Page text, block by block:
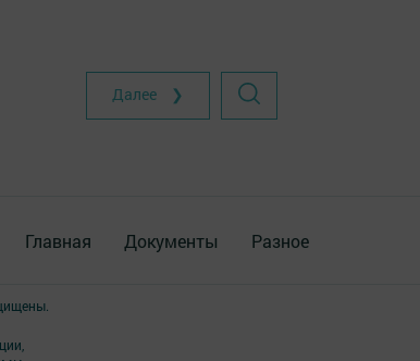
Далее ❯
Главная Документы Разное